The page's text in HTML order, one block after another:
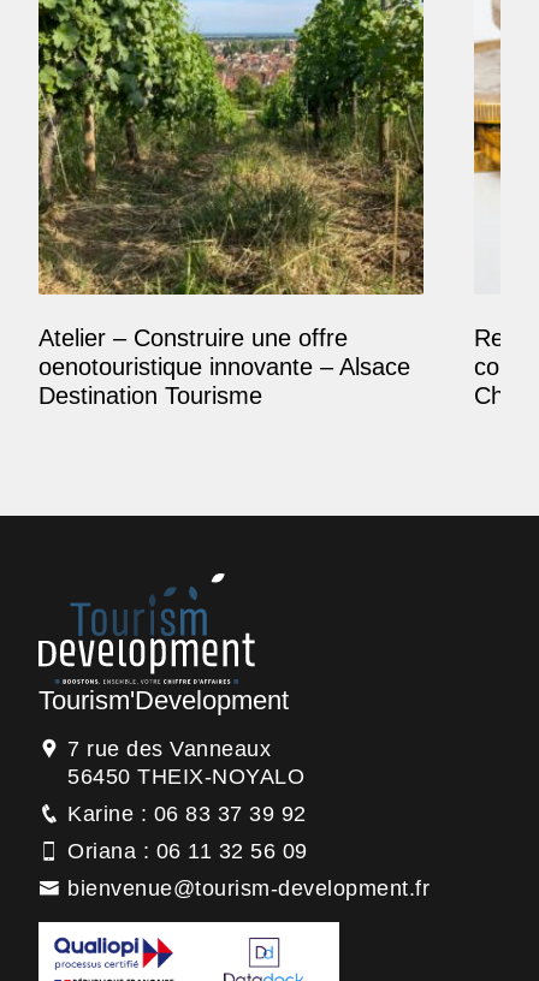
Atelier – Construire une offre
oenotouristique innovante – Alsace
Destination Tourisme
Tourism'Development
7 rue des Vanneaux
56450 THEIX-NOYALO
Karine : 06 83 37 39 92
Oriana : 06 11 32 56 09
bienvenue@tourism-development.fr